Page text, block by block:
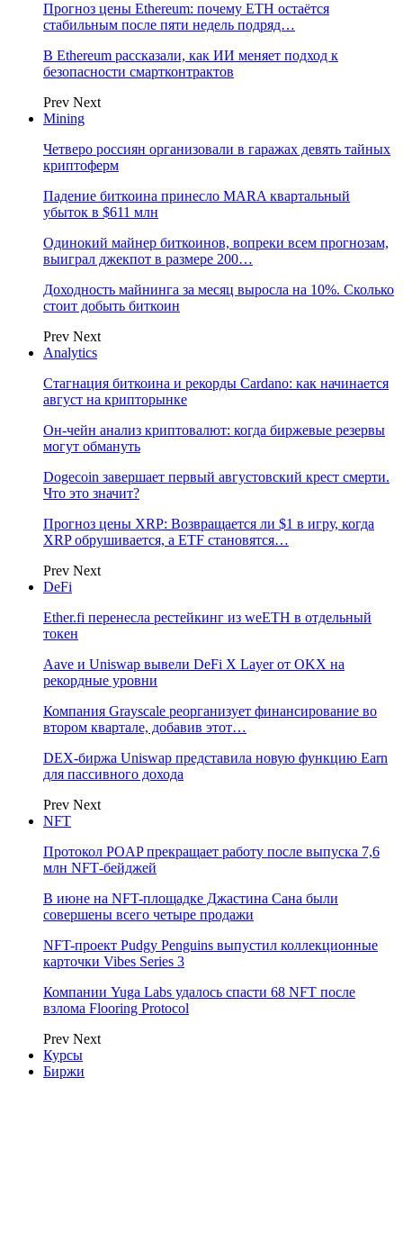
Прогноз цены Ethereum: почему ETH остаётся
стабильным после пяти недель подряд…
В Ethereum рассказали, как ИИ меняет подход к
безопасности смартконтрактов
Prev Next
Mining
Четверо россиян организовали в гаражах девять тайных
криптоферм
Падение биткоина принесло MARA квартальный
убыток в $611 млн
Одинокий майнер биткоинов, вопреки всем прогнозам,
выиграл джекпот в размере 200…
Доходность майнинга за месяц выросла на 10%. Сколько
стоит добыть биткоин
Prev Next
Analytics
Стагнация биткоина и рекорды Cardano: как начинается
август на крипторынке
Он-чейн анализ криптовалют: когда биржевые резервы
могут обмануть
Dogecoin завершает первый августовский крест смерти.
Что это значит?
Прогноз цены XRP: Возвращается ли $1 в игру, когда
XRP обрушивается, а ETF становятся…
Prev Next
DeFi
Ether.fi перенесла рестейкинг из weETH в отдельный
токен
Aave и Uniswap вывели DeFi X Layer от OKX на
рекордные уровни
Компания Grayscale реорганизует финансирование во
втором квартале, добавив этот…
DEX-биржа Uniswap представила новую функцию Earn
для пассивного дохода
Prev Next
NFT
Протокол POAP прекращает работу после выпуска 7,6
млн NFT‑бейджей
В июне на NFT-площадке Джастина Сана были
совершены всего четыре продажи
NFT-проект Pudgy Penguins выпустил коллекционные
карточки Vibes Series 3
Компании Yuga Labs удалось спасти 68 NFT после
взлома Flooring Protocol
Prev Next
Курсы
Биржи